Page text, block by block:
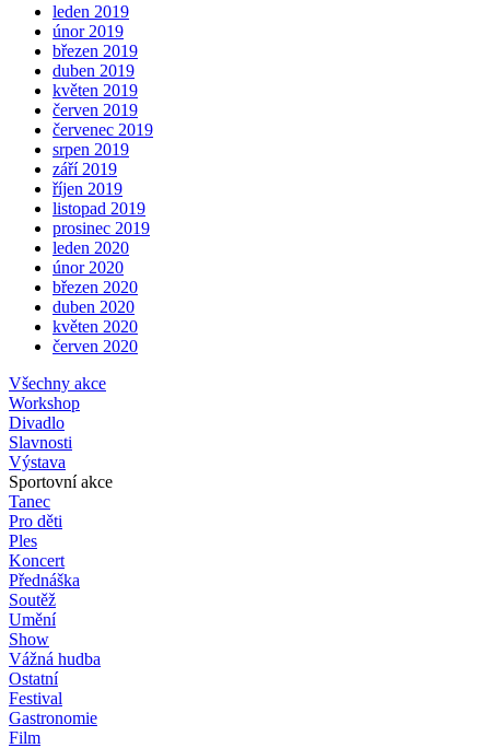
leden 2019
únor 2019
březen 2019
duben 2019
květen 2019
červen 2019
červenec 2019
srpen 2019
září 2019
říjen 2019
listopad 2019
prosinec 2019
leden 2020
únor 2020
březen 2020
duben 2020
květen 2020
červen 2020
Všechny akce
Workshop
Divadlo
Slavnosti
Výstava
Sportovní akce
Tanec
Pro děti
Ples
Koncert
Přednáška
Soutěž
Umění
Show
Vážná hudba
Ostatní
Festival
Gastronomie
Film